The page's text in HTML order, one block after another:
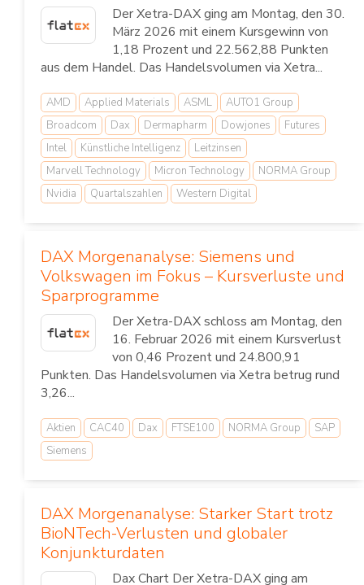
Der Xetra-DAX ging am Montag, den 30.
März 2026 mit einem Kursgewinn von
1,18 Prozent und 22.562,88 Punkten
aus dem Handel. Das Handelsvolumen via Xetra...
AMD Applied Materials ASML
AUTO1 Group
Broadcom
Dax Dermapharm Dowjones
Futures
Intel
Künstliche Intelligenz
Leitzinsen
Marvell Technology
Micron Technology
NORMA Group
Nvidia
Quartalszahlen Western Digital
DAX Morgenanalyse: Siemens und
Volkswagen im Fokus – Kursverluste und
Sparprogramme
Der Xetra-DAX schloss am Montag, den
16. Februar 2026 mit einem Kursverlust
von 0,46 Prozent und 24.800,91
Punkten. Das Handelsvolumen via Xetra betrug rund
3,26...
Aktien CAC40 Dax FTSE100 NORMA Group
SAP
Siemens
DAX Morgenanalyse: Starker Start trotz
BioNTech-Verlusten und globaler
Konjunkturdaten
Dax Chart Der Xetra-DAX ging am